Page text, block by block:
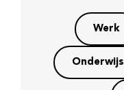
Werk
Onderwijs